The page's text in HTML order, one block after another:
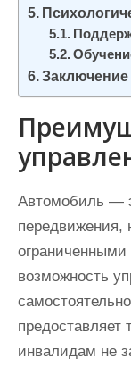
Заключение
Автомобиль —
возможность
предоставляет
инвалидам не